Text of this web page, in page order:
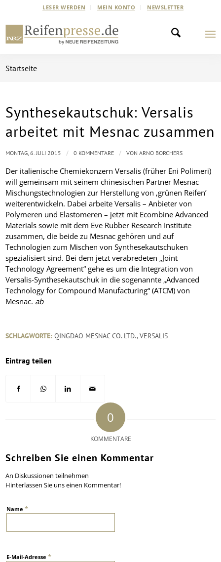
LESER WERDEN MEIN KONTO NEWSLETTER
Startseite
Synthesekautschuk: Versalis
arbeitet mit Mesnac zusammen
Der italienische Chemiekonzern Versalis (früher Eni Polimeri)
will gemeinsam mit seinem chinesischen Partner Mesnac
Mischungstechnologien zur Herstellung von ‚grünen Reifen’
weiterentwickeln. Dabei arbeite Versalis – Anbieter von
Polymeren und Elastomeren – jetzt mit Ecombine Advanced
Materials sowie mit dem Eve Rubber Research Institute
zusammen, die beide zu Mesnac gehören und auf
Technologien zum Mischen von Synthesekautschuken
spezialisiert sind. Bei dem jetzt verabredeten „Joint
Technology Agreement“ gehe es um die Integration von
Versalis-Synthesekautschuk in die sogenannte „Advanced
Technology for Compound Manufacturing“ (ATCM) von
Mesnac. ab
MONTAG, 6. JULI 2015 / 0 KOMMENTARE / VONARNO BORCHERS
SCHLAGWORTE: QINGDAO MESNAC CO. LTD.,VERSALIS
Eintrag teilen
0
KOMMENTARE
Schreiben Sie einen Kommentar
An Diskussionen teilnehmen
Hinterlassen Sie uns einen Kommentar!
Name*
E-Mail-Adresse*